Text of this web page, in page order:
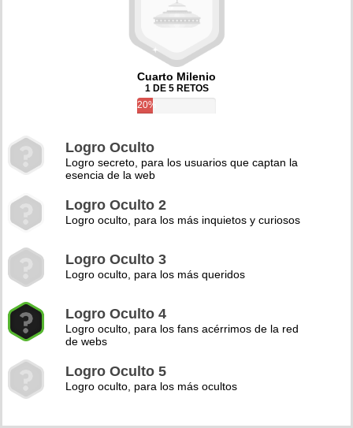
Cuarto Milenio
1 DE 5 RETOS
20%
Logro Oculto
Logro secreto, para los usuarios que captan la
esencia de la web
Logro Oculto 2
Logro oculto, para los más inquietos y curiosos
Logro Oculto 3
Logro oculto, para los más queridos
Logro Oculto 4
Logro oculto, para los fans acérrimos de la red
de webs
Logro Oculto 5
Logro oculto, para los más ocultos